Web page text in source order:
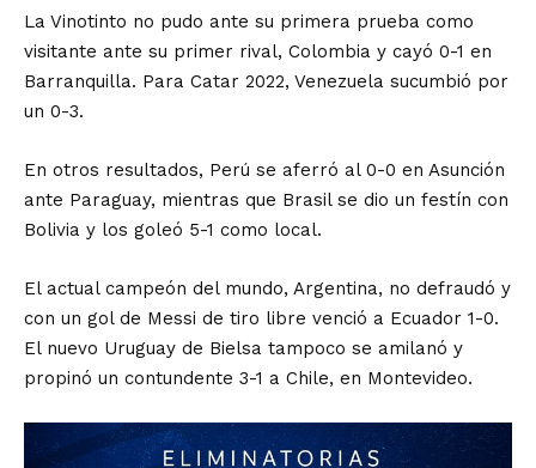
La Vinotinto no pudo ante su primera prueba como
visitante ante su primer rival, Colombia y cayó 0-1 en
Barranquilla. Para Catar 2022, Venezuela sucumbió por
un 0-3.
En otros resultados, Perú se aferró al 0-0 en Asunción
ante Paraguay, mientras que Brasil se dio un festín con
Bolivia y los goleó 5-1 como local.
El actual campeón del mundo, Argentina, no defraudó y
con un gol de Messi de tiro libre venció a Ecuador 1-0.
El nuevo Uruguay de Bielsa tampoco se amilanó y
propinó un contundente 3-1 a Chile, en Montevideo.